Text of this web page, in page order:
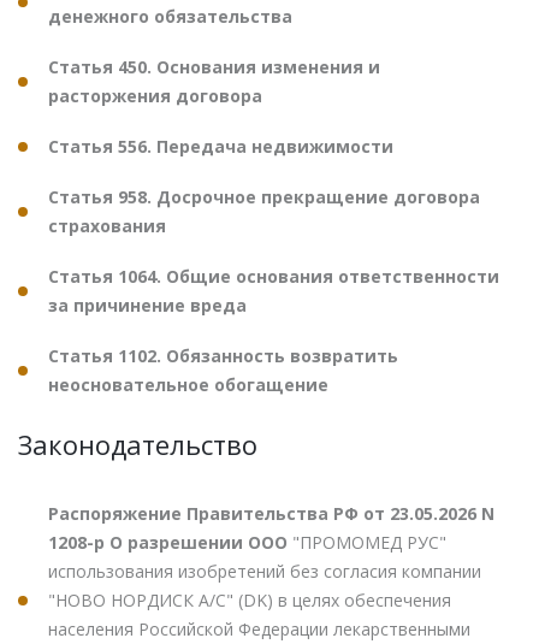
денежного обязательства
Статья 450. Основания изменения и
расторжения договора
Статья 556. Передача недвижимости
Статья 958. Досрочное прекращение договора
страхования
Статья 1064. Общие основания ответственности
за причинение вреда
Статья 1102. Обязанность возвратить
неосновательное обогащение
Законодательство
Распоряжение Правительства РФ от 23.05.2026 N
1208-р О разрешении ООО "ПРОМОМЕД РУС"
использования изобретений без согласия компании
"НОВО НОРДИСК А/С" (DK) в целях обеспечения
населения Российской Федерации лекарственными